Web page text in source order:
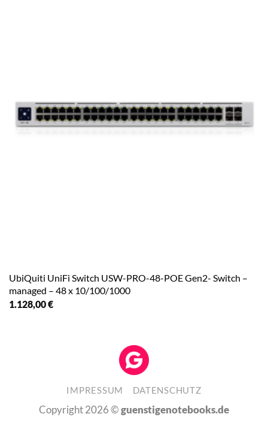
UbiQuiti UniFi Switch USW-PRO-48-POE Gen2- Switch –
managed – 48 x 10/100/1000
1.128,00€
IMPRESSUM DATENSCHUTZ
Copyright 2026 ©guenstigenotebooks.de